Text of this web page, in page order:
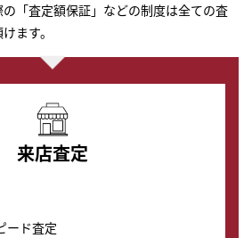
「査定額保証」などの制度は全ての査
ます。
来店査定
ード査定